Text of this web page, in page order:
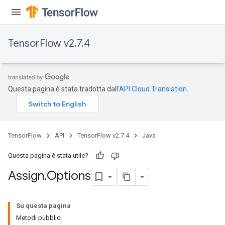
TensorFlow v2.7.4
Questa pagina è stata tradotta dall'API Cloud Translation
TensorFlow API TensorFlow v2.7.4 Java
Questa pagina è stata utile?
Assign.Options
Su questa pagina
Metodi pubblici